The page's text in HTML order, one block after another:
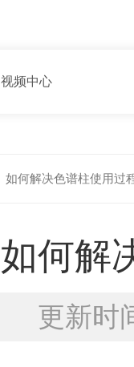
视频中心
如何解决色谱柱使用过
如何解
更新时